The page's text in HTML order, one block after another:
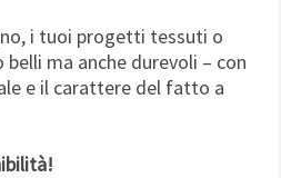
i tuoi progetti tessuti o
ma anche durevoli – con
e il carattere del fatto a